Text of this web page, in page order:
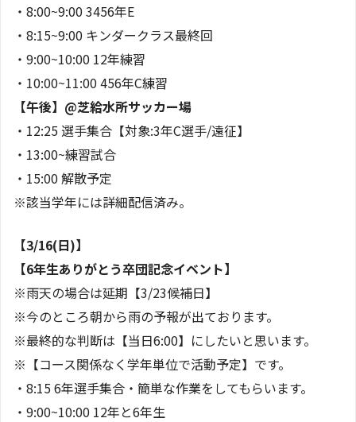
・8:00~9:00 3456年E
・8:15~9:00 キンダークラス最終回
・9:00~10:00 12年練習
・10:00~11:00 456年C練習
【午後】@芝給水所サッカー場
・12:25 選手集合【対象:3年C選手/遠征】
・13:00~練習試合
・15:00 解散予定
※該当学年には詳細配信済み。
【3/16(日)】
【6年生ありがとう卒団記念イベント】
※雨天の場合は延期【3/23候補日】
※今のところ朝から雨の予報が出ております。
※最終的な判断は【当日6:00】にしたいと思います。
※【コース関係なく学年単位で活動予定】です。
・8:15 6年選手集合・簡単な作業をしてもらいます。
・9:00~10:00 12年と6年生